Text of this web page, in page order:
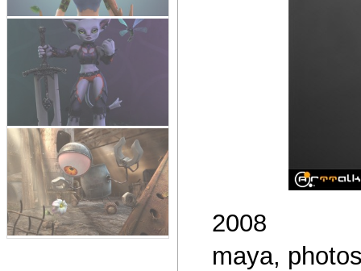
2008
maya,